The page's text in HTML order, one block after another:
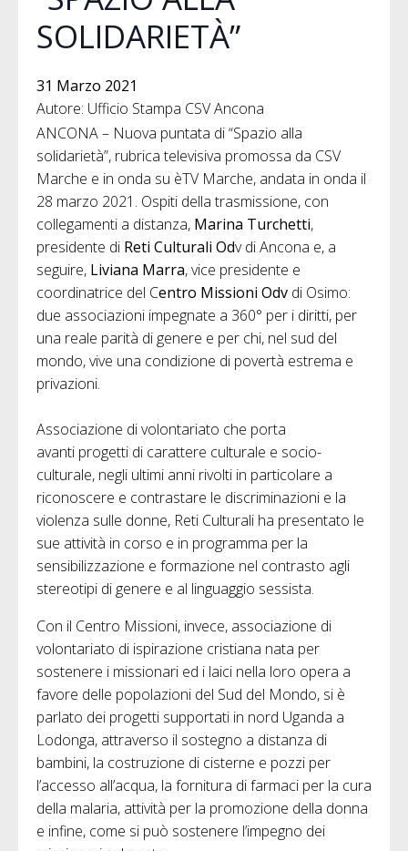
SOLIDARIETÀ”
31 Marzo 2021
Autore: Ufficio Stampa CSV Ancona
ANCONA – Nuova puntata di “Spazio alla
solidarietà”, rubrica televisiva promossa da CSV
Marche e in onda su èTV Marche, andata in onda il
28 marzo 2021. Ospiti della trasmissione, con
collegamenti a distanza, Marina Turchetti,
presidente di Reti Culturali Odv di Ancona e, a
seguire, Liviana Marra, vice presidente e
coordinatrice del Centro Missioni Odv di Osimo:
due associazioni impegnate a 360° per i diritti, per
una reale parità di genere e per chi, nel sud del
mondo, vive una condizione di povertà estrema e
privazioni.
Associazione di volontariato che porta
avanti progetti di carattere culturale e socio-
culturale, negli ultimi anni rivolti in particolare a
riconoscere e contrastare le discriminazioni e la
violenza sulle donne, Reti Culturali ha presentato le
sue attività in corso e in programma per la
sensibilizzazione e formazione nel contrasto agli
stereotipi di genere e al linguaggio sessista.
Con il Centro Missioni, invece, associazione di
volontariato di ispirazione cristiana nata per
sostenere i missionari ed i laici nella loro opera a
favore delle popolazioni del Sud del Mondo, si è
parlato dei progetti supportati in nord Uganda a
Lodonga, attraverso il sostegno a distanza di
bambini, la costruzione di cisterne e pozzi per
l’accesso all’acqua, la fornitura di farmaci per la cura
della malaria, attività per la promozione della donna
e infine, come si può sostenere l’impegno dei